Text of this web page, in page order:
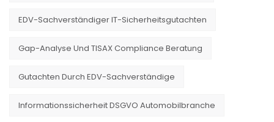
EDV-Sachverständiger IT-Sicherheitsgutachten
Gap-Analyse Und TISAX Compliance Beratung
Gutachten Durch EDV-Sachverständige
Informationssicherheit DSGVO Automobilbranche